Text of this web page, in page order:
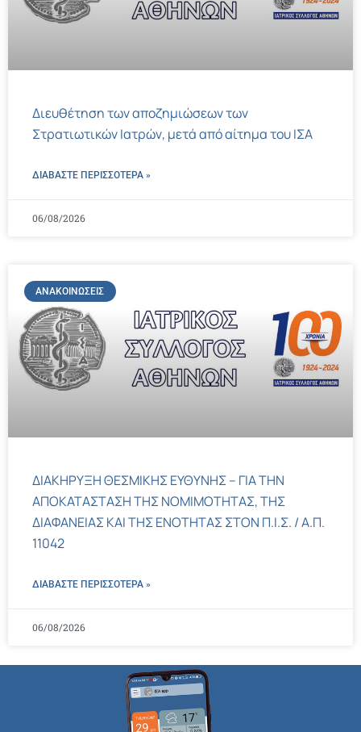
Διευθέτηση των αποζημιώσεων των
Στρατιωτικών Ιατρών, μετά από αίτημα του ΙΣΑ
ΔΙΑΒΑΣΤΕ ΠΕΡΙΣΣΌΤΕΡΑ »
06/08/2026
ΑΝΑΚΟΙΝΏΣΕΙΣ
ΔΙΑΚΗΡΥΞΗ ΘΕΣΜΙΚΗΣ ΕΥΘΥΝΗΣ – ΓΙΑ ΤΗΝ
ΑΠΟΚΑΤΑΣΤΑΣΗ ΤΗΣ ΝΟΜΙΜΟΤΗΤΑΣ, ΤΗΣ
ΔΙΑΦΑΝΕΙΑΣ ΚΑΙ ΤΗΣ ΕΝΟΤΗΤΑΣ ΣΤΟΝ Π.Ι.Σ. / Α.Π.
11042
ΔΙΑΒΑΣΤΕ ΠΕΡΙΣΣΌΤΕΡΑ »
06/08/2026